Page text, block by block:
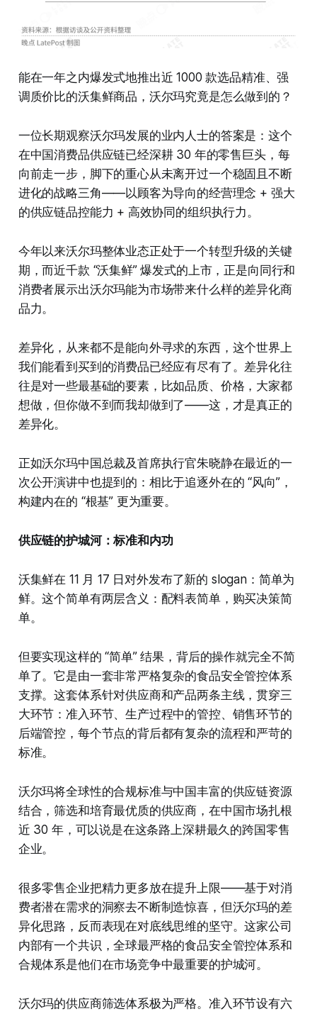
能在一年之内爆发式地推出近 1000 款选品精准、强
调质价比的沃集鲜商品，沃尔玛究竟是怎么做到的？
一位长期观察沃尔玛发展的业内人士的答案是：这个
在中国消费品供应链已经深耕 30 年的零售巨头，每
向前走一步，脚下的重心从未离开过一个稳固且不断
进化的战略三角——以顾客为导向的经营理念 + 强大
的供应链品控能力 + 高效协同的组织执行力。
今年以来沃尔玛整体业态正处于一个转型升级的关键
期，而近千款 “沃集鲜” 爆发式的上市，正是向同行和
消费者展示出沃尔玛能为市场带来什么样的差异化商
品力。
差异化，从来都不是能向外寻求的东西，这个世界上
我们能看到买到的消费品已经应有尽有了。差异化往
往是对一些最基础的要素，比如品质、价格，大家都
想做，但你做不到而我却做到了——这，才是真正的
差异化。
正如沃尔玛中国总裁及首席执行官朱晓静在最近的一
次公开演讲中也提到的：相比于追逐外在的 “风向”，
构建内在的 “根基” 更为重要。
供应链的护城河：标准和内功
沃集鲜在 11 月 17 日对外发布了新的 slogan：简单为
鲜。这个简单有两层含义：配料表简单，购买决策简
单。
但要实现这样的 “简单” 结果，背后的操作就完全不简
单了。它是由一套非常严格复杂的食品安全管控体系
支撑。这套体系针对供应商和产品两条主线，贯穿三
大环节：准入环节、生产过程中的管控、销售环节的
后端管控，每个节点的背后都有复杂的流程和严苛的
标准。
沃尔玛将全球性的合规标准与中国丰富的供应链资源
结合，筛选和培育最优质的供应商，在中国市场扎根
近 30 年，可以说是在这条路上深耕最久的跨国零售
企业。
很多零售企业把精力更多放在提升上限——基于对消
费者潜在需求的洞察去不断制造惊喜，但沃尔玛的差
异化思路，反而表现在对底线思维的坚守。这家公司
内部有一个共识，全球最严格的食品安全管控体系和
合规体系是他们在市场竞争中最重要的护城河。
沃尔玛的供应商筛选体系极为严格。准入环节设有六